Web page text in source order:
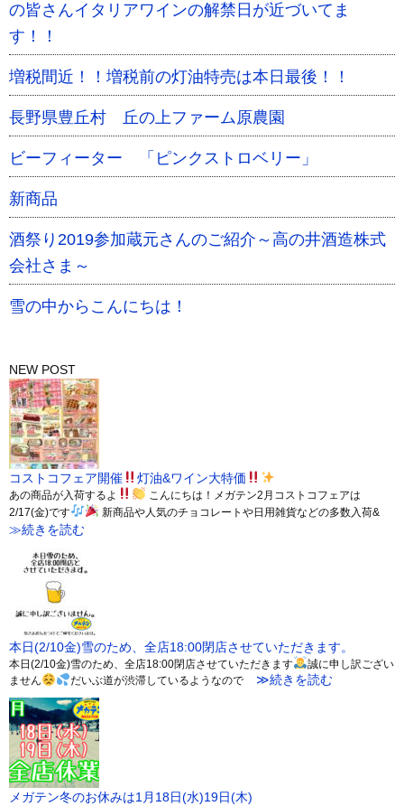
の皆さんイタリアワインの解禁日が近づいてま
す！！
増税間近！！増税前の灯油特売は本日最後！！
長野県豊丘村 丘の上ファーム原農園
ビーフィーター 「ピンクストロベリー」
新商品
酒祭り2019参加蔵元さんのご紹介～高の井酒造株式
会社さま～
雪の中からこんにちは！
NEW POST
コストコフェア開催 灯油&ワイン大特価
あの商品が入荷するよ
こんにちは！メガテン2月コストコフェアは
2/17(金)です
新商品や人気のチョコレートや日用雑貨などの多数入荷&
≫続きを読む
本日(2/10金)雪のため、全店18:00閉店させていただきます。
本日(2/10金)雪のため、全店18:00閉店させていただきます
誠に申し訳ござい
ません
だいぶ道が渋滞しているようなので≫続きを読む
メガテン冬のお休みは1月18日(水)19日(木)